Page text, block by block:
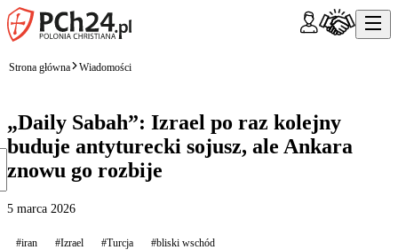
Strona główna Wiadomości
„Daily Sabah”: Izrael po raz kolejny
buduje antyturecki sojusz, ale Ankara
znowu go rozbije
5 marca 2026
#iran #Izrael #Turcja #bliski wschód